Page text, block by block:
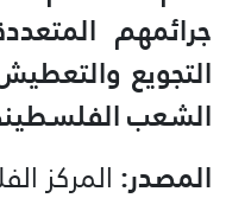
جرائمهم
التجويع
الشعب
المصدر: المركز